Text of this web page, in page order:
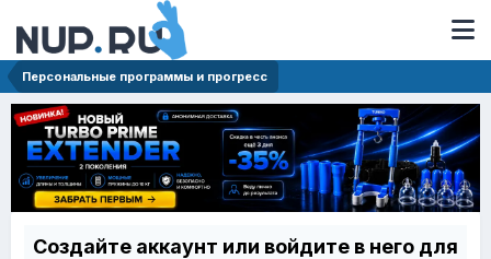
Персональные программы и прогресс
Создайте аккаунт или войдите в него для